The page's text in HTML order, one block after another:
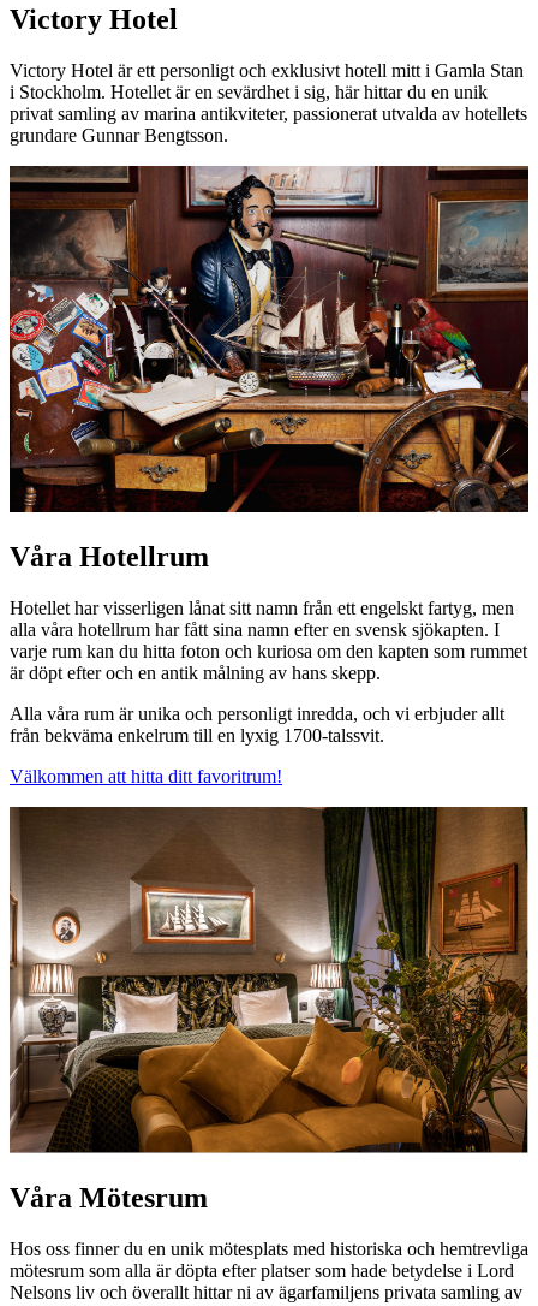
Victory Hotel
Victory Hotel är ett personligt och exklusivt hotell mitt i Gamla Stan
i Stockholm. Hotellet är en sevärdhet i sig, här hittar du en unik
privat samling av marina antikviteter, passionerat utvalda av hotellets
grundare Gunnar Bengtsson.
Våra Hotellrum
Hotellet har visserligen lånat sitt namn från ett engelskt fartyg, men
alla våra hotellrum har fått sina namn efter en svensk sjökapten. I
varje rum kan du hitta foton och kuriosa om den kapten som rummet
är döpt efter och en antik målning av hans skepp.
Alla våra rum är unika och personligt inredda, och vi erbjuder allt
från bekväma enkelrum till en lyxig 1700-talssvit.
Välkommen att hitta ditt favoritrum!
Våra Mötesrum
Hos oss finner du en unik mötesplats med historiska och hemtrevliga
mötesrum som alla är döpta efter platser som hade betydelse i Lord
Nelsons liv och överallt hittar ni av ägarfamiljens privata samling av